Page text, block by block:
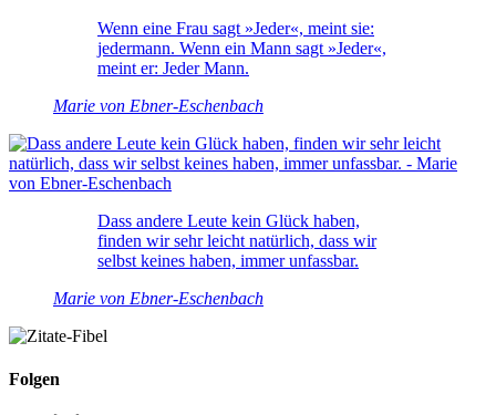
Wenn eine Frau sagt »Jeder«, meint sie:
jedermann. Wenn ein Mann sagt »Jeder«,
meint er: Jeder Mann.
Marie von Ebner-Eschenbach
Dass andere Leute kein Glück haben,
finden wir sehr leicht natürlich, dass wir
selbst keines haben, immer unfassbar.
Marie von Ebner-Eschenbach
Folgen